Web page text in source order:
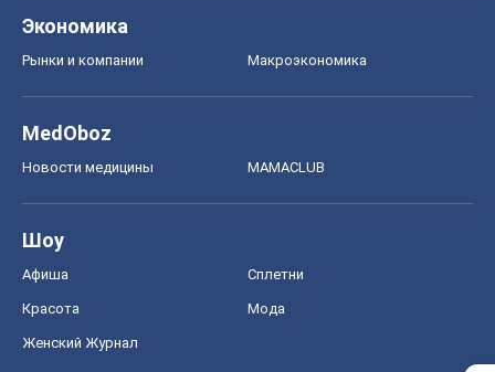
Экономика
Рынки и компании Mакроэкономика
MedOboz
Новости медицины MAMACLUB
Шоу
Афиша Сплетни
Красота Мода
Женский Журнал